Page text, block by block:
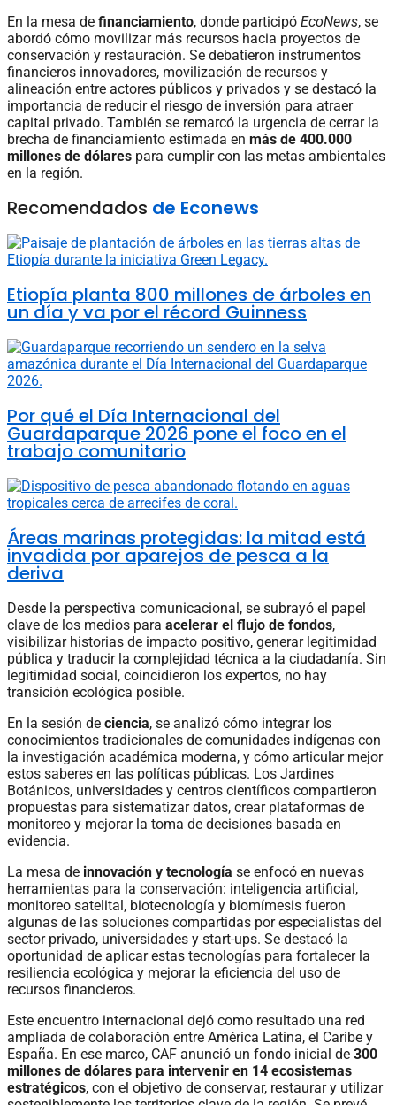
En la mesa de financiamiento, donde participó EcoNews, se
abordó cómo movilizar más recursos hacia proyectos de
conservación y restauración. Se debatieron instrumentos
financieros innovadores, movilización de recursos y
alineación entre actores públicos y privados y se destacó la
importancia de reducir el riesgo de inversión para atraer
capital privado. También se remarcó la urgencia de cerrar la
brecha de financiamiento estimada en más de 400.000
millones de dólares para cumplir con las metas ambientales
en la región.
Recomendados de Econews
Etiopía planta 800 millones de árboles en
un día y va por el récord Guinness
Por qué el Día Internacional del
Guardaparque 2026 pone el foco en el
trabajo comunitario
Áreas marinas protegidas: la mitad está
invadida por aparejos de pesca a la
deriva
Desde la perspectiva comunicacional, se subrayó el papel
clave de los medios para acelerar el flujo de fondos,
visibilizar historias de impacto positivo, generar legitimidad
pública y traducir la complejidad técnica a la ciudadanía. Sin
legitimidad social, coincidieron los expertos, no hay
transición ecológica posible.
En la sesión de ciencia, se analizó cómo integrar los
conocimientos tradicionales de comunidades indígenas con
la investigación académica moderna, y cómo articular mejor
estos saberes en las políticas públicas. Los Jardines
Botánicos, universidades y centros científicos compartieron
propuestas para sistematizar datos, crear plataformas de
monitoreo y mejorar la toma de decisiones basada en
evidencia.
La mesa de innovación y tecnología se enfocó en nuevas
herramientas para la conservación: inteligencia artificial,
monitoreo satelital, biotecnología y biomímesis fueron
algunas de las soluciones compartidas por especialistas del
sector privado, universidades y start-ups. Se destacó la
oportunidad de aplicar estas tecnologías para fortalecer la
resiliencia ecológica y mejorar la eficiencia del uso de
recursos financieros.
Este encuentro internacional dejó como resultado una red
ampliada de colaboración entre América Latina, el Caribe y
España. En ese marco, CAF anunció un fondo inicial de 300
millones de dólares para intervenir en 14 ecosistemas
estratégicos, con el objetivo de conservar, restaurar y utilizar